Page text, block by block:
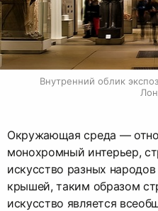
Внутренний облик
Окружающая среда —
монохромный интерьер,
искусство разных
крышей, таким образом
искусство является